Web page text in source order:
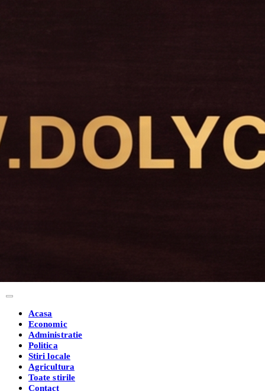
Acasa
Economic
Administratie
Politica
Stiri locale
Agricultura
Toate stirile
Contact